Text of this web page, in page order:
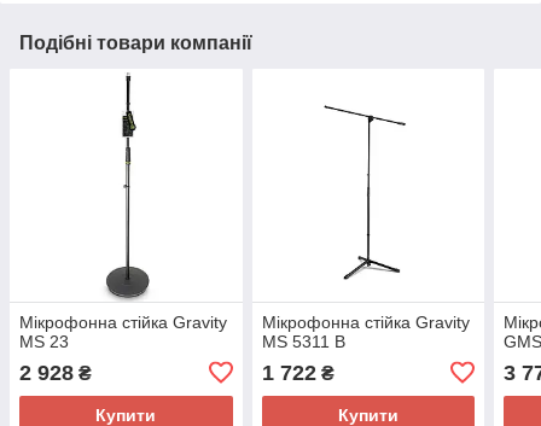
Подібні товари компанії
Мікрофонна стійка Gravity
MS 23
2 928 ₴
Купити
Мікрофонна стійка Gravity
MS 5311 B
1 722₴
Купити
3